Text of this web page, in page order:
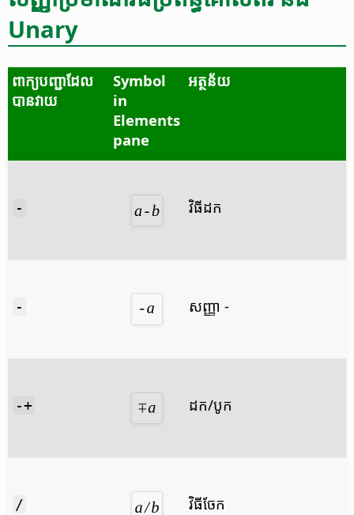
Unary
ពាក្យ​បញ្ជា​ដែល​
បាន​វាយ
Symbol
in
Elements
pane
អត្ថន័យ
- វិធី​ដក
- សញ្ញា -
-+ ដក/បូក
/ វិធី​ចែក